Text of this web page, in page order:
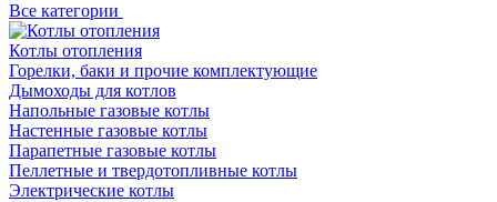
Все категории
Котлы отопления
Горелки, баки и прочие комплектующие
Дымоходы для котлов
Напольные газовые котлы
Настенные газовые котлы
Парапетные газовые котлы
Пеллетные и твердотопливные котлы
Электрические котлы